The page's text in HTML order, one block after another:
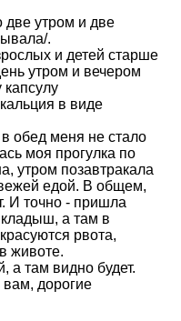
две утром и две
.
и детей старше
утром и вечером
в виде
обед меня не стало
моя прогулка по
утром позавтракала
едой. В общем,
И точно - пришла
а там в
рвота,
животе.
а там видно будет.
вам, дорогие